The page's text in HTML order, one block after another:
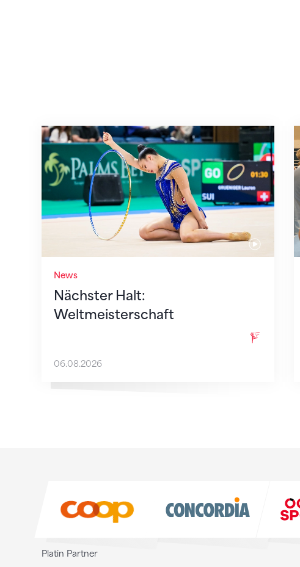
News
Nächster Halt:
Weltmeisterschaft
Nächster Halt: Weltmeisterschaft
06.08.2026
Platin Partner